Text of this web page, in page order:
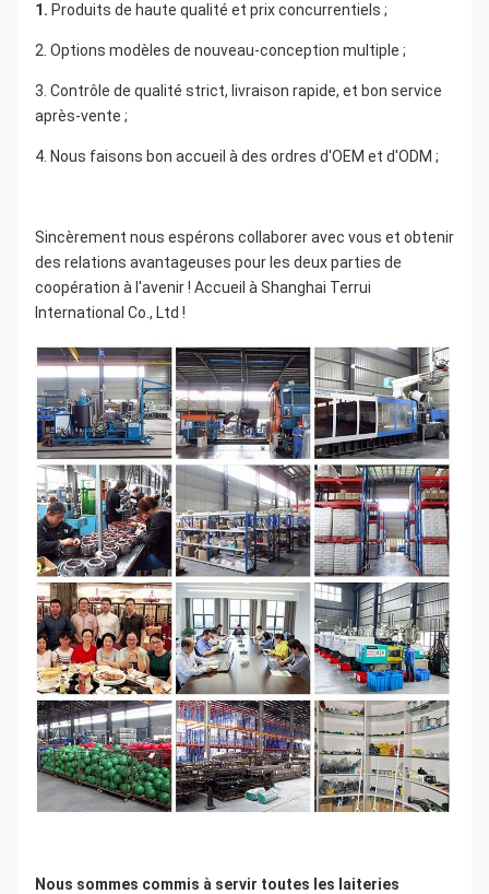
1. Produits de haute qualité et prix concurrentiels ;
2. Options modèles de nouveau-conception multiple ;
3. Contrôle de qualité strict, livraison rapide, et bon service
après-vente ;
4. Nous faisons bon accueil à des ordres d'OEM et d'ODM ;
Sincèrement nous espérons collaborer avec vous et obtenir
des relations avantageuses pour les deux parties de
coopération à l'avenir ! Accueil à Shanghai Terrui
International Co., Ltd !
Nous sommes commis à servir toutes les laiteries